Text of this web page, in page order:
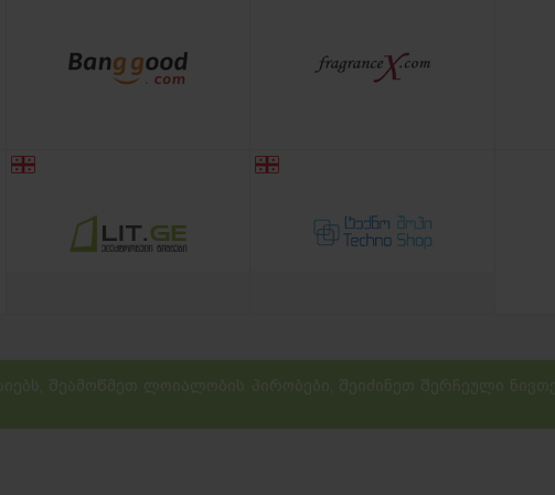
შეამოწმეთ ლოიალობის პირობები, შეიძინეთ შერჩეული